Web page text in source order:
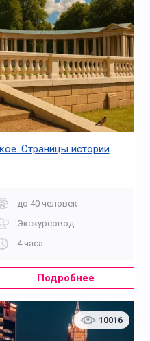
Страницы истории
до 40 человек
Экскурсовод
4 часа
Подробнее
10016